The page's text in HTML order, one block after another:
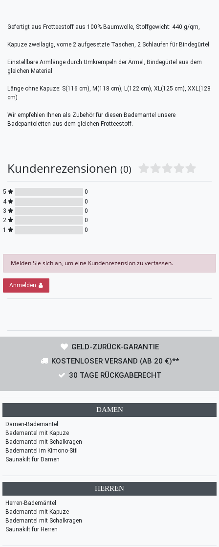
Gefertigt aus Frotteestoff aus 100% Baumwolle, Stoffgewicht: 440 g/qm,
Kapuze zweilagig, vorne 2 aufgesetzte Taschen, 2 Schlaufen für Bindegürtel
Einstellbare Armlänge durch Umkrempeln der Ärmel, Bindegürtel aus dem
gleichen Material
Länge ohne Kapuze: S(116 cm), M(118 cm), L(122 cm), XL(125 cm), XXL(128
cm)
Wir empfehlen Ihnen als Zubehör für diesen Bademantel unsere
Badepantoletten aus dem gleichen Frotteestoff.
Kundenrezensionen (0)
5
0
4
0
3
0
2
0
1
0
Melden Sie sich an, um eine Kundenrezension zu verfassen.
Anmelden
GELD-ZURÜCK-GARANTIE
KOSTENLOSER VERSAND (AB 20 €)**
30 TAGE RÜCKGABERECHT
DAMEN
Damen-Bademäntel
Bademantel mit Kapuze
Bademantel mit Schalkragen
Bademantel im Kimono-Stil
Saunakilt für Damen
HERREN
Herren-Bademäntel
Bademantel mit Kapuze
Bademantel mit Schalkragen
Saunakilt für Herren